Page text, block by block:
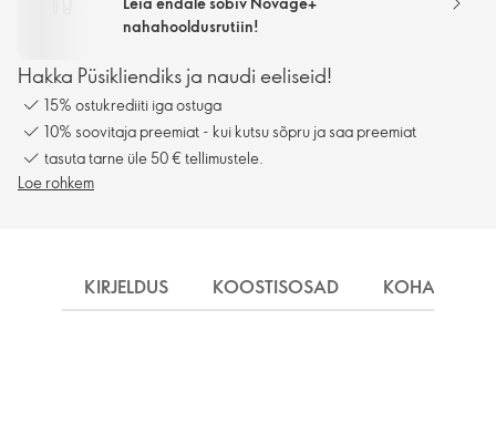
nahahooldusrutiin!
Hakka Püsikliendiks ja naudi eeliseid!
15% ostukrediiti iga ostuga
10% soovitaja preemiat - kui kutsu sõpru ja saa preemiat
tasuta tarne üle 50 € tellimustele.
Loe rohkem
KIRJELDUS KOOSTISOSAD